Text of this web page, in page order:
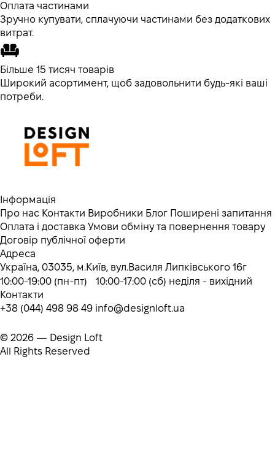
Оплата частинами
Зручно купувати, сплачуючи частинами без додаткових
витрат.
Більше 15 тисяч товарів
Широкий асортимент, щоб задовольнити будь-які ваші
потреби.
Інформація
Про нас Контакти Виробники Блог Поширені запитання
Оплата і доставка Умови обміну та повернення товару
Договір публічної оферти
Адреса
Україна, 03035, м.Київ, вул.Василя Липківського 16г
10:00-19:00 (пн-пт) 10:00-17:00 (сб) неділя - вихідний
Контакти
+38 (044) 498 98 49 info@designloft.ua
© 2026 — Design Loft
All Rights Reserved